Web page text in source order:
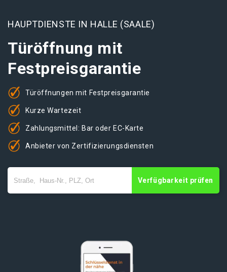
HAUPTDIENSTE IN HALLE (SAALE)
Türöffnung mit
Festpreisgarantie
Türöffnungen mit Festpreisgarantie
Kurze Wartezeit
Zahlungsmittel: Bar oder EC-Karte
Anbieter von Zertifizierungsdiensten
Verfügbarkeit prüfen